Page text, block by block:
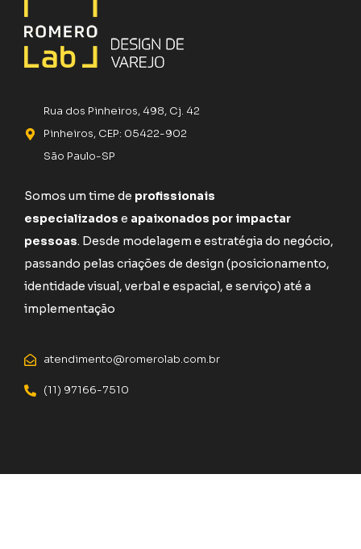
Rua dos Pinheiros, 498, Cj. 42
Pinheiros, CEP: 05422-902
São Paulo-SP
Somos um time de profissionais
especializados e apaixonados por impactar
pessoas. Desde modelagem e estratégia do negócio,
passando pelas criações de design (posicionamento,
identidade visual, verbal e espacial, e serviço) até a
implementação
atendimento@romerolab.com.br
(11) 97166-7510